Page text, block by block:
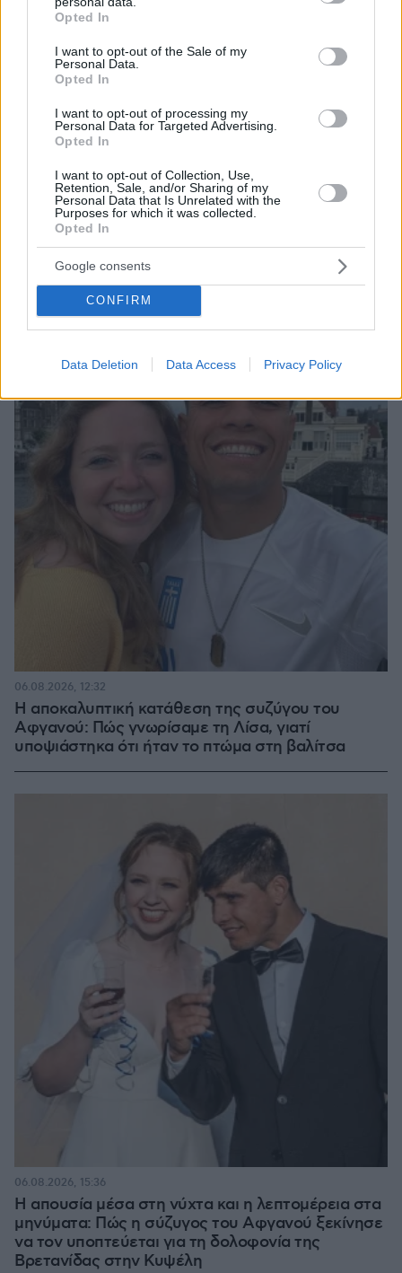
grant or deny consent to Google and its third-party tags to
use your data for below specified purposes in below Google
consent section.
Opted In
I want to opt-out of the Sale of my
Personal Data.
Opted In
I want to opt-out of processing my
Personal Data for Targeted Advertising.
Opted In
I want to opt-out of Collection, Use,
Retention, Sale, and/or Sharing of my
Personal Data that Is Unrelated with the
Purposes for which it was collected.
Opted In
Google consents
CONFIRM
Data Deletion Data Access Privacy Policy
απείθεια
πριν 32 λεπτά
συνεργασίες, τα κορυφαία του τραγούδια, γιατί δεν
έκανε καριέρα σε μεγάλες πίστες
πριν 32 λεπτά
ΔΕΙΤΕ ΟΛΕΣ ΤΙΣ ΕΙΔΗΣΕΙΣ
ΤΑ ΠΙΟ ΔΗΜΟΦΙΛΗ
Η αποκαλυπτική κατάθεση της συζύγου του
Αφγανού: Πώς γνωρίσαμε τη Λίσα, γιατί
υποψιάστηκα ότι ήταν το πτώμα στη βαλίτσα
06.08.2026, 12:32
Η απουσία μέσα στη νύχτα και η λεπτομέρεια στα
μηνύματα: Πώς η σύζυγος του Αφγανού ξεκίνησε
να τον υποπτεύεται για τη δολοφονία της
Βρετανίδας στην Κυψέλη
06.08.2026, 15:36